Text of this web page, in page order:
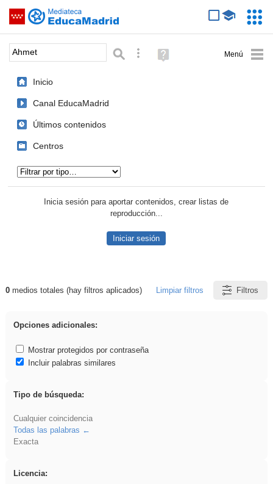
Saltar navegación
Palabra o frase: Búsqueda avanzada
Ayuda
(en
Inicio
Canal EducaMadrid
Últimos contenidos
Centros
Inicia sesión para aportar contenidos, crear listas de
reproducción...
Iniciar sesión
Resultados de: Ahmet
0medios totales (hay filtros aplicados) Limpiar filtros Filtros
Opciones adicionales:
Mostrar protegidos por contraseña
Incluir palabras similares
Tipo de búsqueda:
Cualquier coincidencia
Todas las palabras
Exacta
Licencia: